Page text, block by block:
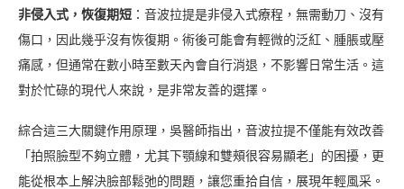
非侵入式，恢復期短 ：音波拉提是非侵入式療程，無需動刀、沒有
傷口，因此幾乎沒有恢復期。術後可能會有輕微的泛紅、腫脹或壓
痛感，但通常在數小時至數天內會自行消退，不影響日常生活。這
對於忙碌的現代人來說，是非常友善的選擇。
綜合這三大關鍵作用原理，吳醫師指出，音波拉提不僅能有效改善
「拍照臉型不夠立體，尤其下顎線和雙頰很容易顯老」的困擾，更
能從根本上解決臉部鬆弛的問題，讓您重拾自信，展現年輕風采。